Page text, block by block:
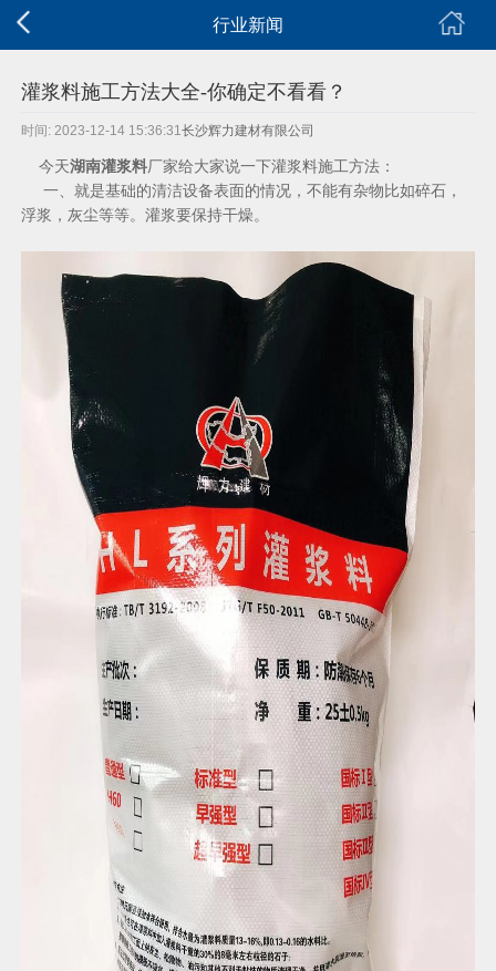
行业新闻
灌浆料施工方法大全-你确定不看看？
时间: 2023-12-14 15:36:31长沙辉力建材有限公司
今天湖南灌浆料厂家给大家说一下灌浆料施工方法：
一、就是基础的清洁设备表面的情况，不能有杂物比如碎石，
浮浆，灰尘等等。灌浆要保持干燥。